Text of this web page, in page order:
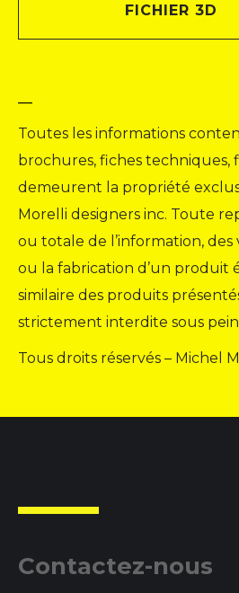
FICHIER 3D
Toutes les informations
brochures, fiches techniques,
demeurent la propriété
Morelli designers inc. Toute
ou totale de l’information, des
ou la fabrication d’un produit
similaire des produits
strictement interdite sous
Tous droits réservés – Michel
Contactez-nous